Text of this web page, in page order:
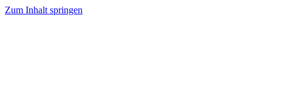
Zum Inhalt springen